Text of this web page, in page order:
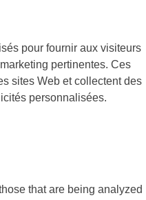
pour fournir aux visiteurs
pertinentes. Ces
sites Web et collectent des
personnalisées.
that are being analyzed